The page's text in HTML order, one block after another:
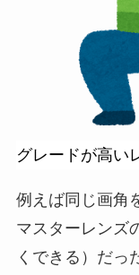
グレードが高い
例えば同じ画角
マスターレンズ
くできる）だっ